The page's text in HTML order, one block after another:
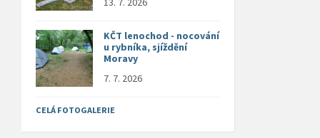
KČT lenochod - nocování
u rybníka, sjíždění
Moravy
7. 7. 2026
CELÁ FOTOGALERIE